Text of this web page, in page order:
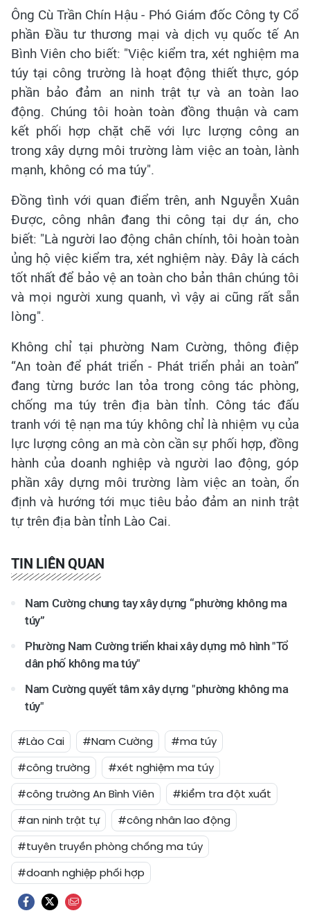
Ông Cù Trần Chín Hậu - Phó Giám đốc Công ty Cổ
phần Đầu tư thương mại và dịch vụ quốc tế An
Bình Viên cho biết: "Việc kiểm tra, xét nghiệm ma
túy tại công trường là hoạt động thiết thực, góp
phần bảo đảm an ninh trật tự và an toàn lao
động. Chúng tôi hoàn toàn đồng thuận và cam
kết phối hợp chặt chẽ với lực lượng công an
trong xây dựng môi trường làm việc an toàn, lành
mạnh, không có ma túy".
Đồng tình với quan điểm trên, anh Nguyễn Xuân
Được, công nhân đang thi công tại dự án, cho
biết: "Là người lao động chân chính, tôi hoàn toàn
ủng hộ việc kiểm tra, xét nghiệm này. Đây là cách
tốt nhất để bảo vệ an toàn cho bản thân chúng tôi
và mọi người xung quanh, vì vậy ai cũng rất sẵn
lòng".
Không chỉ tại phường Nam Cường, thông điệp
“An toàn để phát triển - Phát triển phải an toàn”
đang từng bước lan tỏa trong công tác phòng,
chống ma túy trên địa bàn tỉnh. Công tác đấu
tranh với tệ nạn ma túy không chỉ là nhiệm vụ của
lực lượng công an mà còn cần sự phối hợp, đồng
hành của doanh nghiệp và người lao động, góp
phần xây dựng môi trường làm việc an toàn, ổn
định và hướng tới mục tiêu bảo đảm an ninh trật
tự trên địa bàn tỉnh Lào Cai.
TIN LIÊN QUAN
Nam Cường chung tay xây dựng “phường không ma
túy”
Phường Nam Cường triển khai xây dựng mô hình "Tổ
dân phố không ma túy"
Nam Cường quyết tâm xây dựng "phường không ma
túy"
#Lào Cai #Nam Cường
#ma túy
#công trường
#xét nghiệm ma túy
#công trường An Bình Viên
#kiểm tra đột xuất
#an ninh trật tự
#công nhân lao động
#tuyên truyền phòng chống ma túy
#doanh nghiệp phối hợp